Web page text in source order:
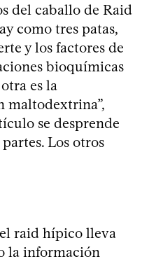
del caballo de Raid
como tres patas,
y los factores de
bioquímicas
es la
maltodextrina”,
se desprende
Los otros
raid hípico lleva
la información